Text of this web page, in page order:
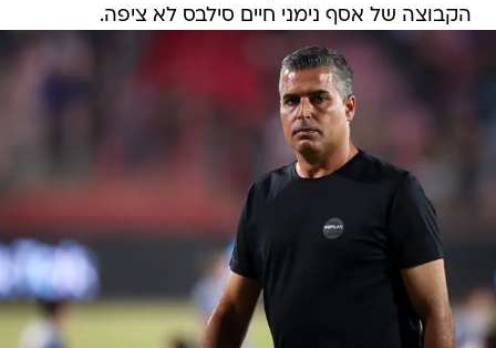
הקבוצה של אסף נימני חיים סילבס לא ציפה.